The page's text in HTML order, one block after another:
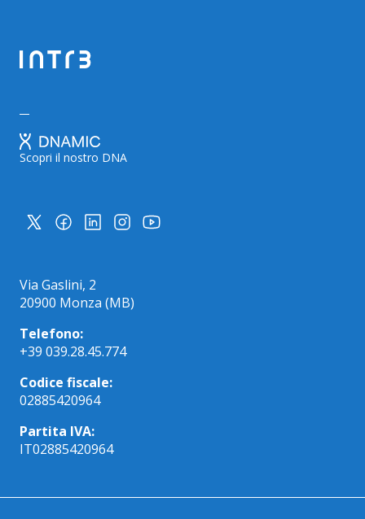
Scopri il nostro DNA
Via Gaslini, 2
20900 Monza (MB)
Telefono:
+39 039.28.45.774
Codice fiscale:
02885420964
Partita IVA:
IT02885420964